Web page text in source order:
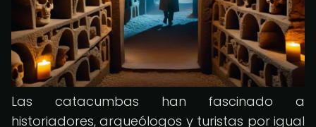
Las catacumbas han fascinado a
historiadores, arqueólogos y turistas por igual